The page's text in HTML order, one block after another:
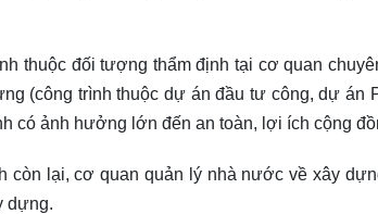
thuộc đối tượng thẩm định tại cơ quan
(công trình thuộc dự án đầu tư công, dự án
có ảnh hưởng lớn đến an toàn, lợi ích cộng
còn lại, cơ quan quản lý nhà nước về xây
dựng.